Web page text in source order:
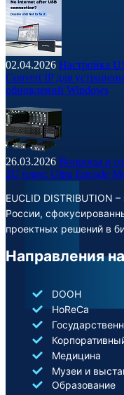
02.04.2026 Настройка
Convert IP для
обновлений Windows
26.03.2026 Вопросы и
2U плюс Ultra Encode
EUCLID DISTRIBUTION
России,
проектных решений в
Направления
DOOH
HoReCa
Медицина
Музеи и
Образование